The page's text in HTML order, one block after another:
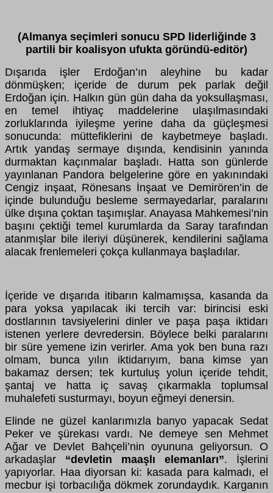
(Almanya seçimleri sonucu SPD liderliğinde 3
partili bir koalisyon ufukta göründü-editör)
Dışarıda işler Erdoğan’ın aleyhine bu kadar
dönmüşken; içeride de durum pek parlak değil
Erdoğan için. Halkın gün gün daha da yoksullaşması,
en temel ihtiyaç maddelerine ulaşılmasındaki
zorluklarında iyileşme yerine daha da güçleşmesi
sonucunda: müttefiklerini de kaybetmeye başladı.
Artık yandaş sermaye dışında, kendisinin yanında
durmaktan kaçınmalar başladı. Hatta son günlerde
yayınlanan Pandora belgelerine göre en yakınındaki
Cengiz inşaat, Rönesans İnşaat ve Demirören’in de
içinde bulunduğu besleme sermayedarlar, paralarını
ülke dışına çoktan taşımışlar. Anayasa Mahkemesi’nin
başını çektiği temel kurumlarda da Saray tarafından
atanmışlar bile ileriyi düşünerek, kendilerini sağlama
alacak frenlemeleri çokça kullanmaya başladılar.
İçeride ve dışarıda itibarın kalmamışsa, kasanda da
para yoksa yapılacak iki tercih var: birincisi eski
dostlarının tavsiyelerini dinler ve paşa paşa iktidarı
istenen yerlere devredersin. Böylece belki paralarını
bir süre yemene izin verirler. Ama yok ben buna razı
olmam, bunca yılın iktidarıyım, bana kimse yan
bakamaz dersen; tek kurtuluş yolun içeride tehdit,
şantaj ve hatta iç savaş çıkarmakla toplumsal
muhalefeti susturmayı, boyun eğmeyi denersin.
Elinde ne güzel kanlarımızla banyo yapacak Sedat
Peker ve şürekası vardı. Ne demeye sen Mehmet
Ağar ve Devlet Bahçeli’nin oyununa geliyorsun. O
arkadaşlar “devletin maaşlı elemanları”. İşlerini
yapıyorlar. Haa diyorsan ki: kasada para kalmadı, el
mecbur işi torbacılığa dökmek zorundaydık. Karganın